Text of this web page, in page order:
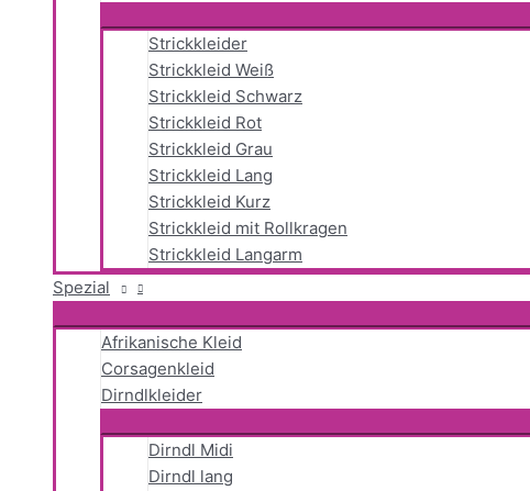
Strickkleider
Strickkleid Weiß
Strickkleid Schwarz
Strickkleid Rot
Strickkleid Grau
Strickkleid Lang
Strickkleid Kurz
Strickkleid mit Rollkragen
Strickkleid Langarm
Spezial
Afrikanische Kleid
Corsagenkleid
Dirndlkleider
Dirndl Midi
Dirndl lang